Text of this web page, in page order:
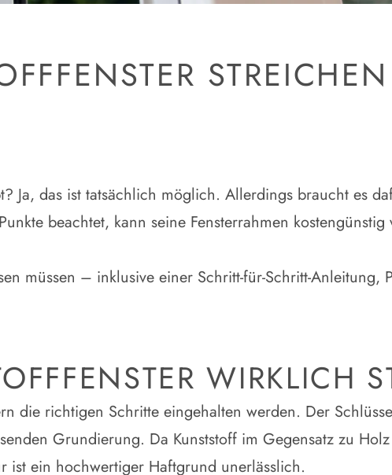
STREICHEN
Ja, das ist tatsächlich möglich. Allerdings braucht es
beachtet, kann seine Fensterrahmen
müssen – inklusive einer Schritt-für-Schritt-
WIRKLICH
die richtigen Schritte eingehalten werden. Der
Grundierung. Da Kunststoff im Gegensatz zu
ist ein hochwertiger Haftgrund unerlässlich.